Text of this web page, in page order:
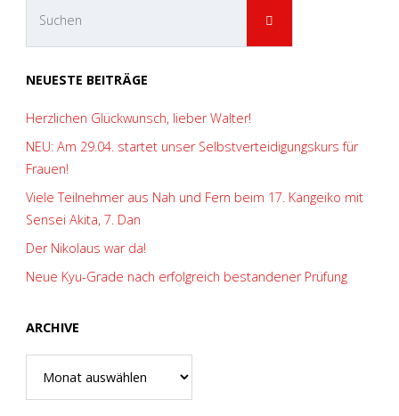
SUCHEN
NEUESTE BEITRÄGE
Herzlichen Glückwunsch, lieber Walter!
NEU: Am 29.04. startet unser Selbstverteidigungskurs für
Frauen!
Viele Teilnehmer aus Nah und Fern beim 17. Kangeiko mit
Sensei Akita, 7. Dan
Der Nikolaus war da!
Neue Kyu-Grade nach erfolgreich bestandener Prüfung
ARCHIVE